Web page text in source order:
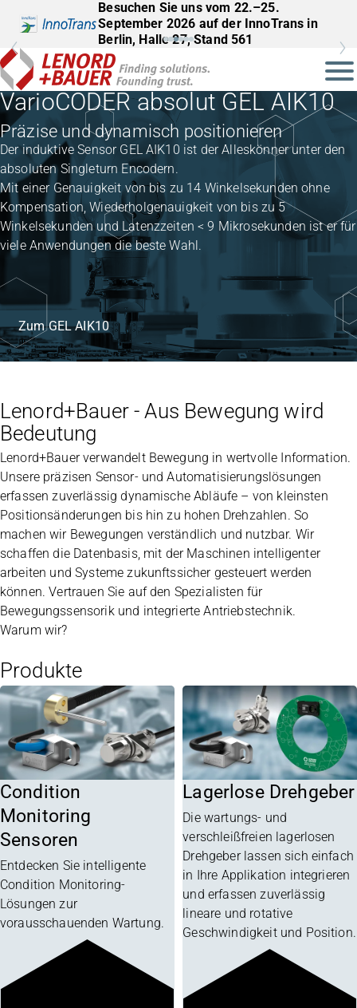
Besuchen Sie uns vom 22.–25.
September 2026 auf der InnoTrans in
Berlin, Halle 27, Stand 561
VarioCODER absolut GEL AIK10
Präzise und dynamisch positionieren
Der induktive Sensor GEL AIK10 ist der Alleskönner unter den
absoluten Singleturn Encodern.
Mit einer Genauigkeit von bis zu 14 Winkelsekunden ohne
Kompensation, Wiederholgenauigkeit von bis zu 5
Winkelsekunden und Latenzzeiten < 9 Mikrosekunden ist er für
viele Anwendungen die beste Wahl.
Zum GEL AIK10
Lenord+Bauer - Aus Bewegung wird
Bedeutung
Lenord+Bauer verwandelt Bewegung in wertvolle Information.
Unsere präzisen Sensor- und Automatisierungslösungen
erfassen zuverlässig dynamische Abläufe – von kleinsten
Positionsänderungen bis hin zu hohen Drehzahlen. So
machen wir Bewegungen verständlich und nutzbar. Wir
schaffen die Datenbasis, mit der Maschinen intelligenter
arbeiten und Systeme zukunftssicher gesteuert werden
können. Vertrauen Sie auf den Spezialisten für
Bewegungssensorik und integrierte Antriebstechnik.
Warum wir?
Produkte
Condition
Monitoring
Sensoren
Entdecken Sie intelligente
Condition Monitoring-
Lösungen zur
vorausschauenden Wartung.
Lagerlose Drehgeber
Die wartungs- und
verschleißfreien lagerlosen
Drehgeber lassen sich einfach
in Ihre Applikation integrieren
und erfassen zuverlässig
lineare und rotative
Geschwindigkeit und Position.